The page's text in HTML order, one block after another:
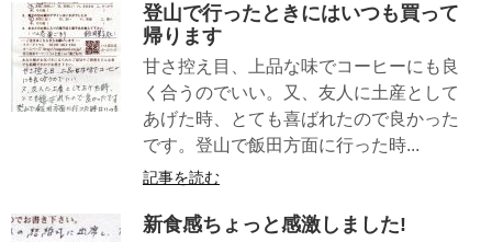
登山で行ったときにはいつも買って
帰ります
甘さ控え目、上品な味でコーヒーにも良
く合うのでいい。又、友人に土産として
あげた時、とても喜ばれたので良かった
です。登山で飯田方面に行った時...
記事を読む
新食感ちょっと感激しました!